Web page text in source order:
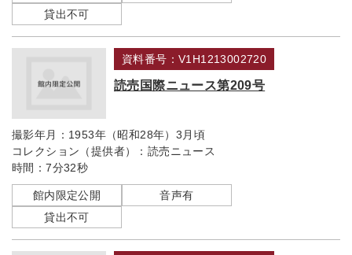
貸出不可
資料番号：V1H1213002720
読売国際ニュース第209号
撮影年月： 1953年（昭和28年）3月頃
コレクション（提供者）： 読売ニュース
時間：7分32秒
館内限定公開
音声有
貸出不可